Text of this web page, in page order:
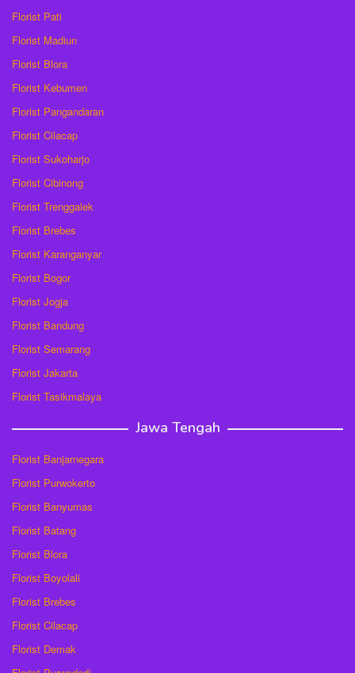
Florist Pati
Florist Madiun
Florist Blora
Florist Kebumen
Florist Pangandaran
Florist Cilacap
Florist Sukoharjo
Florist Cibinong
Florist Trenggalek
Florist Brebes
Florist Karanganyar
Florist Bogor
Florist Jogja
Florist Bandung
Florist Semarang
Florist Jakarta
Florist Tasikmalaya
Jawa Tengah
Florist Banjarnegara
Florist Purwokerto
Florist Banyumas
Florist Batang
Florist Blora
Florist Boyolali
Florist Brebes
Florist Cilacap
Florist Demak